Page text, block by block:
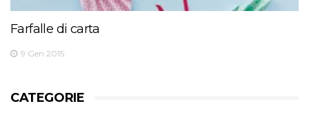
Farfalle di carta
9 Gen 2015
CATEGORIE